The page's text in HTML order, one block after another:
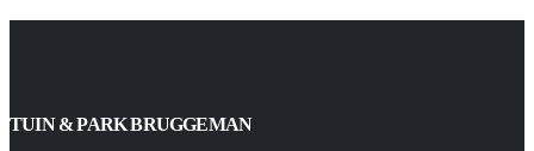
TUIN & PARK BRUGGEMAN